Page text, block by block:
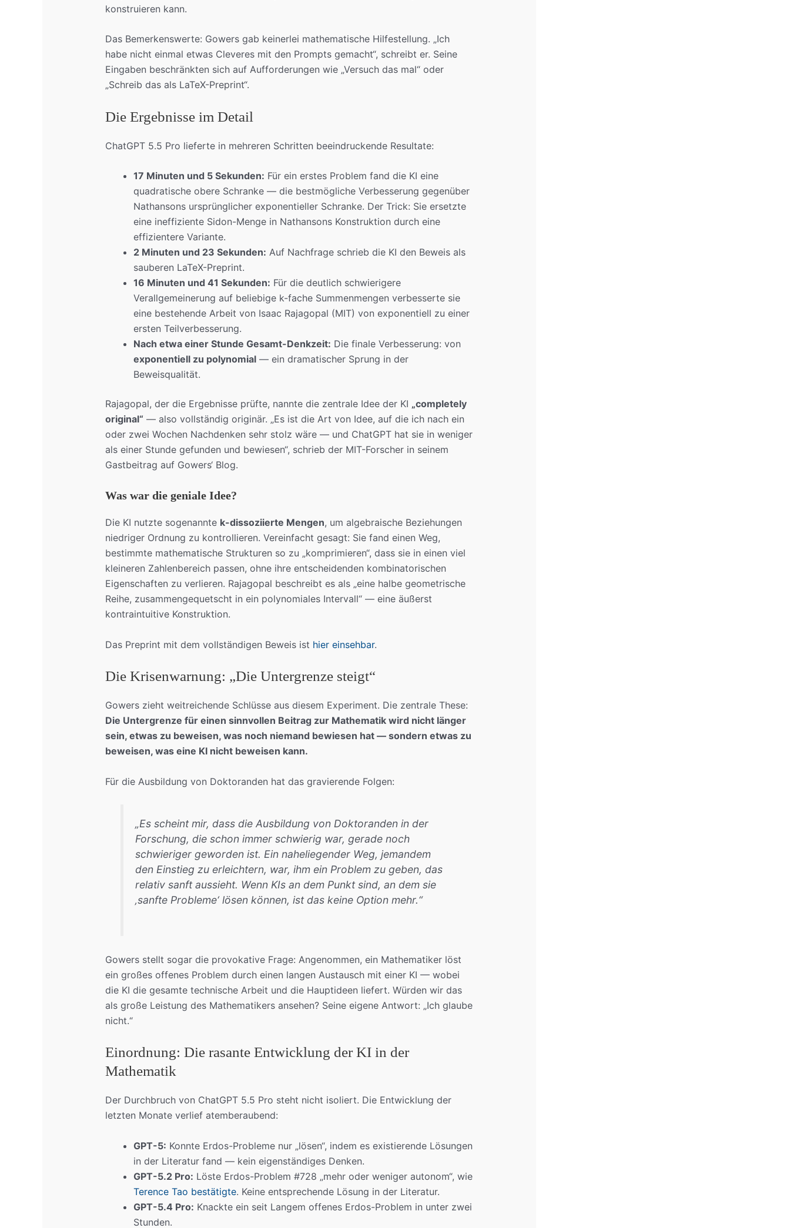
konstruieren kann.
Das Bemerkenswerte: Gowers gab keinerlei mathematische Hilfestellung. „Ich
habe nicht einmal etwas Cleveres mit den Prompts gemacht“, schreibt er. Seine
Eingaben beschränkten sich auf Aufforderungen wie „Versuch das mal“ oder
„Schreib das als LaTeX-Preprint“.
Die Ergebnisse im Detail
ChatGPT 5.5 Pro lieferte in mehreren Schritten beeindruckende Resultate:
17 Minuten und 5 Sekunden: Für ein erstes Problem fand die KI eine
quadratische obere Schranke — die bestmögliche Verbesserung gegenüber
Nathansons ursprünglicher exponentieller Schranke. Der Trick: Sie ersetzte
eine ineffiziente Sidon-Menge in Nathansons Konstruktion durch eine
effizientere Variante.
2 Minuten und 23 Sekunden: Auf Nachfrage schrieb die KI den Beweis als
sauberen LaTeX-Preprint.
16 Minuten und 41 Sekunden: Für die deutlich schwierigere
Verallgemeinerung auf beliebige k-fache Summenmengen verbesserte sie
eine bestehende Arbeit von Isaac Rajagopal (MIT) von exponentiell zu einer
ersten Teilverbesserung.
Nach etwa einer Stunde Gesamt-Denkzeit: Die finale Verbesserung: von
exponentiell zu polynomial— ein dramatischer Sprung in der
Beweisqualität.
Rajagopal, der die Ergebnisse prüfte, nannte die zentrale Idee der KI „completely
original“ — also vollständig originär. „Es ist die Art von Idee, auf die ich nach ein
oder zwei Wochen Nachdenken sehr stolz wäre — und ChatGPT hat sie in weniger
als einer Stunde gefunden und bewiesen“, schrieb der MIT-Forscher in seinem
Gastbeitrag auf Gowers‘ Blog.
Was war die geniale Idee?
Die KI nutzte sogenannte k-dissoziierte Mengen, um algebraische Beziehungen
niedriger Ordnung zu kontrollieren. Vereinfacht gesagt: Sie fand einen Weg,
bestimmte mathematische Strukturen so zu „komprimieren“, dass sie in einen viel
kleineren Zahlenbereich passen, ohne ihre entscheidenden kombinatorischen
Eigenschaften zu verlieren. Rajagopal beschreibt es als „eine halbe geometrische
Reihe, zusammengequetscht in ein polynomiales Intervall“ — eine äußerst
kontraintuitive Konstruktion.
Das Preprint mit dem vollständigen Beweis ist hier einsehbar.
Die Krisenwarnung: „Die Untergrenze steigt“
Gowers zieht weitreichende Schlüsse aus diesem Experiment. Die zentrale These:
Die Untergrenze für einen sinnvollen Beitrag zur Mathematik wird nicht länger
sein, etwas zu beweisen, was noch niemand bewiesen hat — sondern etwas zu
beweisen, was eine KI nicht beweisen kann.
Für die Ausbildung von Doktoranden hat das gravierende Folgen:
„Es scheint mir, dass die Ausbildung von Doktoranden in der
Forschung, die schon immer schwierig war, gerade noch
schwieriger geworden ist. Ein naheliegender Weg, jemandem
den Einstieg zu erleichtern, war, ihm ein Problem zu geben, das
relativ sanft aussieht. Wenn KIs an dem Punkt sind, an dem sie
‚sanfte Probleme‘ lösen können, ist das keine Option mehr.“
Gowers stellt sogar die provokative Frage: Angenommen, ein Mathematiker löst
ein großes offenes Problem durch einen langen Austausch mit einer KI — wobei
die KI die gesamte technische Arbeit und die Hauptideen liefert. Würden wir das
als große Leistung des Mathematikers ansehen? Seine eigene Antwort: „Ich glaube
nicht.“
Einordnung: Die rasante Entwicklung der KI in der
Mathematik
Der Durchbruch von ChatGPT 5.5 Pro steht nicht isoliert. Die Entwicklung der
letzten Monate verlief atemberaubend:
GPT-5: Konnte Erdos-Probleme nur „lösen“, indem es existierende Lösungen
in der Literatur fand — kein eigenständiges Denken.
GPT-5.2 Pro: Löste Erdos-Problem #728 „mehr oder weniger autonom“, wie
Terence Tao bestätigte. Keine entsprechende Lösung in der Literatur.
GPT-5.4 Pro: Knackte ein seit Langem offenes Erdos-Problem in unter zwei
Stunden.